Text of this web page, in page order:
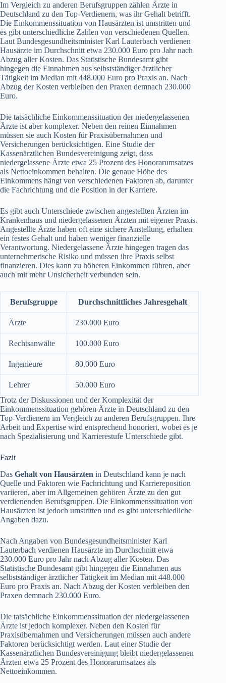
Im Vergleich zu anderen Berufsgruppen zählen Ärzte in
Deutschland zu den Top-Verdienern, was ihr Gehalt betrifft.
Die Einkommenssituation von Hausärzten ist umstritten und
es gibt unterschiedliche Zahlen von verschiedenen Quellen.
Laut Bundesgesundheitsminister Karl Lauterbach verdienen
Hausärzte im Durchschnitt etwa 230.000 Euro pro Jahr nach
Abzug aller Kosten. Das Statistische Bundesamt gibt
hingegen die Einnahmen aus selbstständiger ärztlicher
Tätigkeit im Median mit 448.000 Euro pro Praxis an. Nach
Abzug der Kosten verbleiben den Praxen demnach 230.000
Euro.
Die tatsächliche Einkommenssituation der niedergelassenen
Ärzte ist aber komplexer. Neben den reinen Einnahmen
müssen sie auch Kosten für Praxisübernahmen und
Versicherungen berücksichtigen. Eine Studie der
Kassenärztlichen Bundesvereinigung zeigt, dass
niedergelassene Ärzte etwa 25 Prozent des Honorarumsatzes
als Nettoeinkommen behalten. Die genaue Höhe des
Einkommens hängt von verschiedenen Faktoren ab, darunter
die Fachrichtung und die Position in der Karriere.
Es gibt auch Unterschiede zwischen angestellten Ärzten im
Krankenhaus und niedergelassenen Ärzten mit eigener Praxis.
Angestellte Ärzte haben oft eine sichere Anstellung, erhalten
ein festes Gehalt und haben weniger finanzielle
Verantwortung. Niedergelassene Ärzte hingegen tragen das
unternehmerische Risiko und müssen ihre Praxis selbst
finanzieren. Dies kann zu höheren Einkommen führen, aber
auch mit mehr Unsicherheit verbunden sein.
Berufsgruppe Durchschnittliches Jahresgehalt
Ärzte 230.000 Euro
Rechtsanwälte 100.000 Euro
Ingenieure 80.000 Euro
Lehrer
50.000 Euro
Trotz der Diskussionen und der Komplexität der
Einkommenssituation gehören Ärzte in Deutschland zu den
Top-Verdienern im Vergleich zu anderen Berufsgruppen. Ihre
Arbeit und Expertise wird entsprechend honoriert, wobei es je
nach Spezialisierung und Karrierestufe Unterschiede gibt.
Fazit
Das Gehalt von Hausärzten in Deutschland kann je nach
Quelle und Faktoren wie Fachrichtung und Karriereposition
variieren, aber im Allgemeinen gehören Ärzte zu den gut
verdienenden Berufsgruppen. Die Einkommenssituation von
Hausärzten ist jedoch umstritten und es gibt unterschiedliche
Angaben dazu.
Nach Angaben von Bundesgesundheitsminister Karl
Lauterbach verdienen Hausärzte im Durchschnitt etwa
230.000 Euro pro Jahr nach Abzug aller Kosten. Das
Statistische Bundesamt gibt hingegen die Einnahmen aus
selbstständiger ärztlicher Tätigkeit im Median mit 448.000
Euro pro Praxis an. Nach Abzug der Kosten verbleiben den
Praxen demnach 230.000 Euro.
Die tatsächliche Einkommenssituation der niedergelassenen
Ärzte ist jedoch komplexer. Neben den Kosten für
Praxisübernahmen und Versicherungen müssen auch andere
Faktoren berücksichtigt werden. Laut einer Studie der
Kassenärztlichen Bundesvereinigung bleibt niedergelassenen
Ärzten etwa 25 Prozent des Honorarumsatzes als
Nettoeinkommen.